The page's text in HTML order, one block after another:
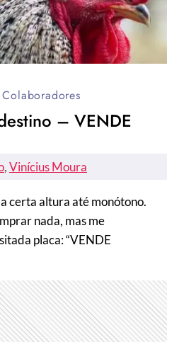
Colaboradores
– VENDE
, Vinícius Moura
certa altura até monótono.
nada, mas me
placa: “VENDE